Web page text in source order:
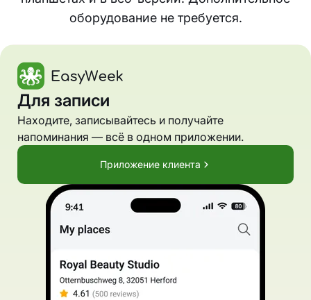
оборудование не требуется.
Для записи
Находите, записывайтесь и получайте
напоминания — всё в одном приложении.
Приложение клиента